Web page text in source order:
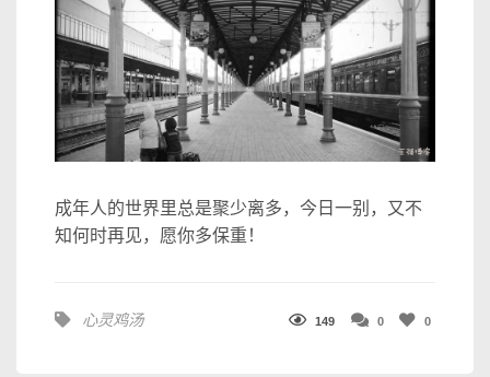
成年人的世界里总是聚少离多，今日一别，又不
知何时再见，愿你多保重！
心灵鸡汤 149 0 0